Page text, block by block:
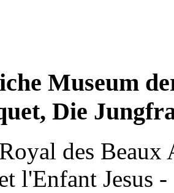
Museum
Die
des
l'Enfant Jesus